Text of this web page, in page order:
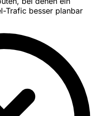
Trafic besser planbar